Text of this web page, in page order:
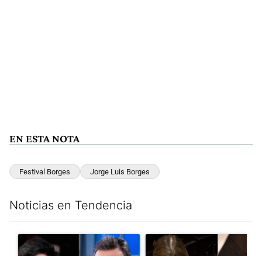
EN ESTA NOTA
Festival Borges Jorge Luis Borges
Noticias en Tendencia
Un artículo de tendencia con el título "Los gobernadores
Un artículo de tendencia